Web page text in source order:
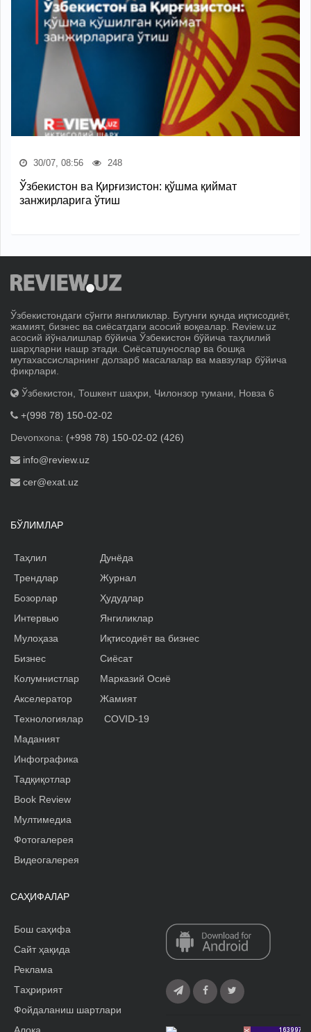
30/07, 08:56 248
Ўзбекистон ва Қирғизистон: қўшма қиймат
занжирларига ўтиш
Ўзбекистондаги сўнгги янгиликлар. Бугунги кунда иқтисодиёт,
жамият, бизнес ва сиёсатдаги асосий воқеалар. Review.uz
асосий йўналишлар бўйича Ўзбекистон бўйича таҳлилий
шарҳларни нашр этади. Сиёсатшунослар ва бошқа
мутахассисларнинг долзарб масалалар ва мавзулар бўйича
фикрлари.
Ўзбекистон, Тошкент шаҳри, Чилонзор тумани, Новза 6
+(998 78) 150-02-02
Devonxona: (+998 78) 150-02-02 (426)
info@review.uz
cer@exat.uz
БЎЛИМЛАР
Таҳлил
Трендлар
Бозорлар
Интервью
Мулоҳаза
Бизнес
Колумнистлар
Акселератор
Дунёда
Журнал
Ҳудудлар
Янгиликлар
Иқтисодиёт ва бизнес
Сиёсат
Марказий Осиё
Жамият
Технологиялар
Маданият
Инфографика
Тадқиқотлар
Book Review
Мултимедиа
Фотогалерея
Видеогалерея
COVID-19
САҲИФАЛАР
Бош саҳифа
Сайт ҳақида
Реклама
Tаҳририят
Фойдаланиш шартлари
Алоқа